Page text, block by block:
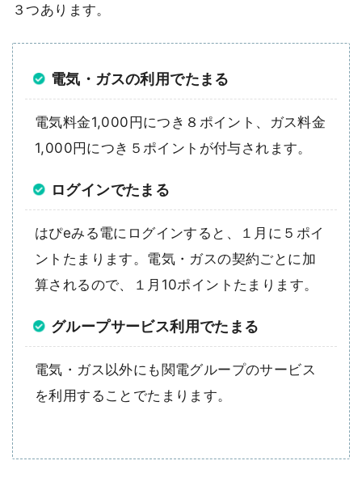
３つあります。
電気・ガスの利用でたまる
電気料金1,000円につき８ポイント、ガス料金
1,000円につき５ポイントが付与されます。
ログインでたまる
はぴeみる電にログインすると、１月に５ポイ
ントたまります。電気・ガスの契約ごとに加
算されるので、１月10ポイントたまります。
グループサービス利用でたまる
電気・ガス以外にも関電グループのサービス
を利用することでたまります。